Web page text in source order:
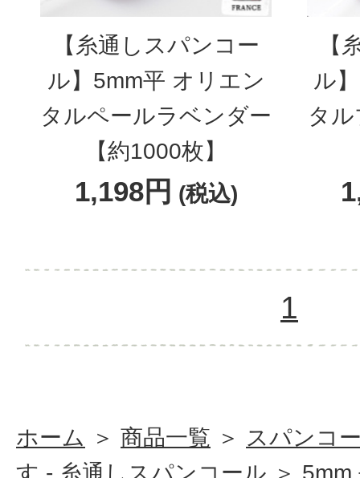
【糸通しスパンコー
ル】5mm平 オリエン
タルペールラベンダー
【約1000枚】
1,198円 (税込)
【
ル
タ
1
ホーム ＞ 商品一覧 ＞
スパンコ
す - 糸通しスパンコール ＞ 5mm